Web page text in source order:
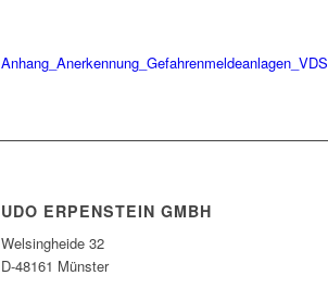
Anhang_Anerkennung_Gefahrenmeldeanlagen_VDS
UDO ERPENSTEIN GMBH
Welsingheide 32
D-48161 Münster